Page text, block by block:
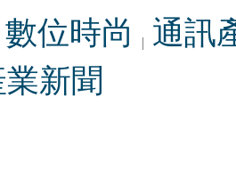
數位時尚
通訊
新聞